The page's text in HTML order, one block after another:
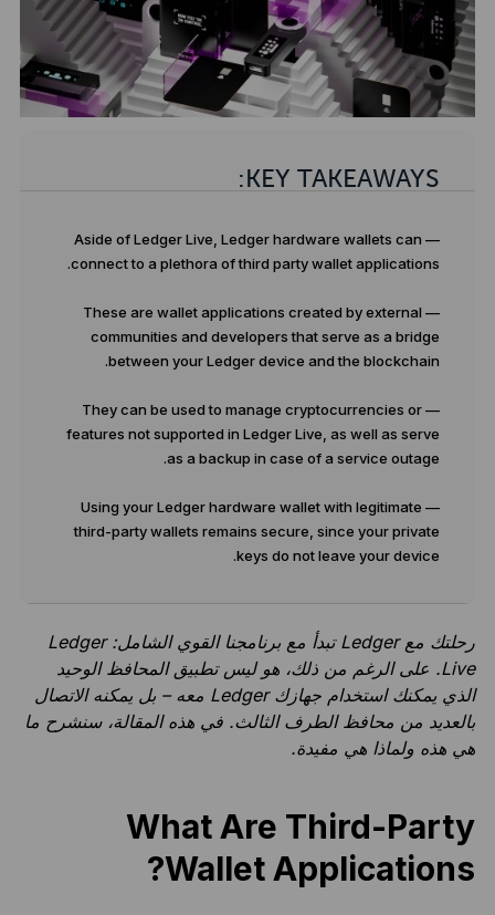
KEY TAKEAWAYS:
— Aside of Ledger Live, Ledger hardware wallets can
connect to a plethora of third party wallet applications.
— These are wallet applications created by external
communities and developers that serve as a bridge
between your Ledger device and the blockchain.
— They can be used to manage cryptocurrencies or
features not supported in Ledger Live, as well as serve
as a backup in case of a service outage.
— Using your Ledger hardware wallet with legitimate
third-party wallets remains secure, since your private
keys do not leave your device.
رحلتك مع Ledger تبدأ مع برنامجنا القوي الشامل: Ledger
Live. على الرغم من ذلك، هو ليس تطبيق المحافظ الوحيد
الذي يمكنك استخدام جهازك Ledger معه – بل يمكنه الاتصال
بالعديد من محافظ الطرف الثالث. في هذه المقالة، سنشرح ما
هي هذه ولماذا هي مفيدة.
What Are Third-Party
Wallet Applications?